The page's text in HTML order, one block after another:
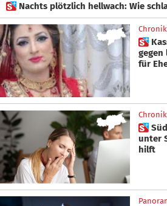
 Nachts plötzlich hellwach: Wie
Chronik
 Kassationsbeschwerde
gegen
für
Chronik
 Südtiroler leiden vermehrt
unter
hilft